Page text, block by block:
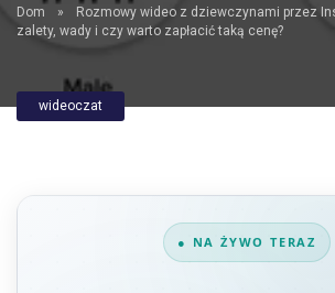
Dom »
Rozmowy wideo z dziewczynami przez
zalety, wady i czy warto zapłacić taką cenę?
wideoczat
● NA ŻYWO TERAZ